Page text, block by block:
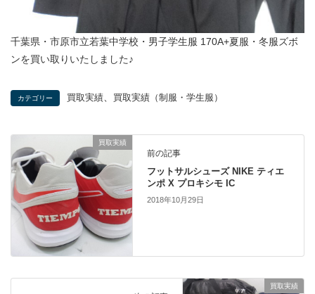
千葉県・市原市立若葉中学校・男子学生服 170A+夏服・冬服ズボ
ンを買い取りいたしました♪
カテゴリー 買取実績 買取実績（制服・学生服）
買取実績
前の記事
フットサルシューズ NIKE ティエ
ンポ X プロキシモ IC
2018年10月29日
買取実績